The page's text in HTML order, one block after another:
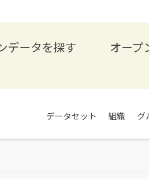
データを探す オープ
データセット 組織 グ